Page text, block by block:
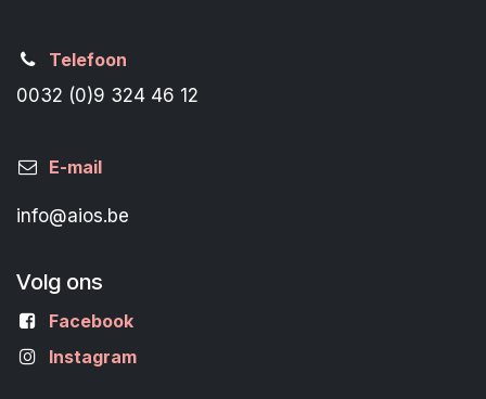
Telefoon
0032 (0)9 324 46 12
E-mail
info@aios.be
Volg ons
Facebook
Instagram